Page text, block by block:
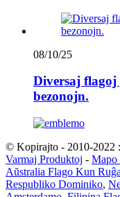
08/10/25
Diversaj
bezonojn.
© Kopirajto - 2010-2022
Varmaj Produktoj - Mapo
Aŭstralia Flago Kun
Respubliko Dominiko,